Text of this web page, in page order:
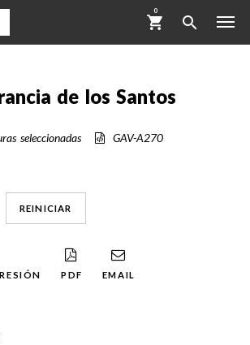
0
de los Santos
seleccionadas
GAV-A270
REINICIAR
PDF EMAIL